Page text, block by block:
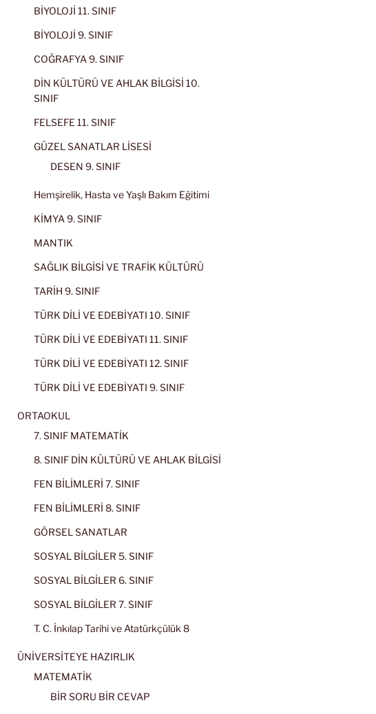
BİYOLOJİ 11. SINIF
BİYOLOJİ 9. SINIF
COĞRAFYA 9. SINIF
DİN KÜLTÜRÜ VE AHLAK BİLGİSİ 10.
SINIF
FELSEFE 11. SINIF
GÜZEL SANATLAR LİSESİ
DESEN 9. SINIF
Hemşirelik, Hasta ve Yaşlı Bakım Eğitimi
KİMYA 9. SINIF
MANTIK
SAĞLIK BİLGİSİ VE TRAFİK KÜLTÜRÜ
TARİH 9. SINIF
TÜRK DİLİ VE EDEBİYATI 10. SINIF
TÜRK DİLİ VE EDEBİYATI 11. SINIF
TÜRK DİLİ VE EDEBİYATI 12. SINIF
TÜRK DİLİ VE EDEBİYATI 9. SINIF
ORTAOKUL
7. SINIF MATEMATİK
8. SINIF DİN KÜLTÜRÜ VE AHLAK BİLGİSİ
FEN BİLİMLERİ 7. SINIF
FEN BİLİMLERİ 8. SINIF
GÖRSEL SANATLAR
SOSYAL BİLGİLER 5. SINIF
SOSYAL BİLGİLER 6. SINIF
SOSYAL BİLGİLER 7. SINIF
T. C. İnkılap Tarihi ve Atatürkçülük 8
ÜNİVERSİTEYE HAZIRLIK
MATEMATİK
BİR SORU BİR CEVAP